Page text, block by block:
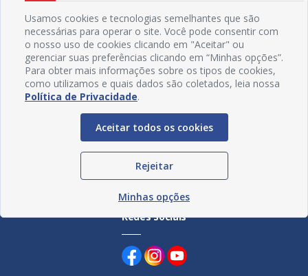
Redes Sociais
Usamos cookies e tecnologias semelhantes que são
necessárias para operar o site. Você pode consentir com
o nosso uso de cookies clicando em "Aceitar" ou
gerenciar suas preferências clicando em “Minhas opções”.
Para obter mais informações sobre os tipos de cookies,
como utilizamos e quais dados são coletados, leia nossa
Política de Privacidade.
Aceitar todos os cookies
Rejeitar
Minhas opções